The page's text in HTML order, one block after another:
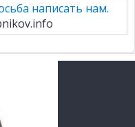
написать нам.